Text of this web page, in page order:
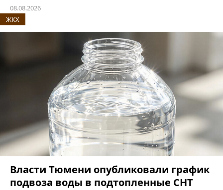
08.08.2026
ЖКХ
Власти Тюмени опубликовали график
подвоза воды в подтопленные СНТ